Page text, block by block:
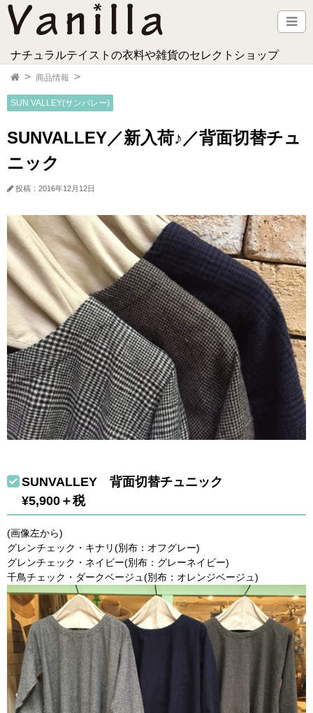
ナチュラルテイストの衣料や雑貨のセレクトショップ
商品情報
SUN VALLEY(サンバレー)
SUNVALLEY／新入荷♪／背面切替チュ
ニック
投稿：2016年12月12日
SUNVALLEY 背面切替チュニック
¥5,900＋税
(画像左から)
グレンチェック・キナリ(別布：オフグレー)
グレンチェック・ネイビー(別布：グレーネイビー)
千鳥チェック・ダークベージュ(別布：オレンジベージュ)